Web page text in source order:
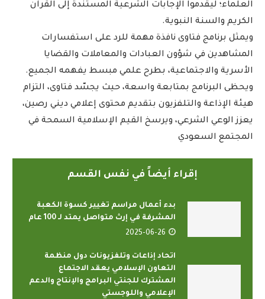
العلماء؛ ليقدموا الإجابات الشرعية المستندة إلى القرآن
الكريم والسنة النبوية.
ويمثل برنامج فتاوى نافذة مهمة للرد على استفسارات
المشاهدين في شؤون العبادات والمعاملات والقضايا
الأسرية والاجتماعية، بطرح علمي مبسط يفهمه الجميع.
ويحظى البرنامج بمتابعة واسعة، حيث يجسّد فتاوى، التزام
هيئة الإذاعة والتلفزيون بتقديم محتوى إعلامي ديني رصين،
يعزز الوعي الشرعي، ويرسخ القيم الإسلامية السمحة في
المجتمع السعودي
إقراء أيضاً في نفس القسم
بدء أعمال مراسم تغيير كسوة الكعبة
المشرفة في إرث متواصل يمتد لـ 100 عام
2025-06-26
اتحاد إذاعات وتلفزيونات دول منظمة
التعاون الإسلامي يعقد الاجتماع
المشترك للجنتي البرامج والإنتاج والدعم
الإعلامي واللوجستي